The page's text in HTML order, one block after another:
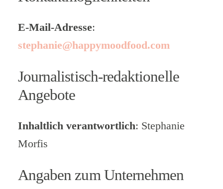
E-Mail-Adresse:
stephanie@happymoodfood.com
Journalistisch-redaktionelle
Angebote
Inhaltlich verantwortlich: Stephanie
Morfis
Angaben zum Unternehmen